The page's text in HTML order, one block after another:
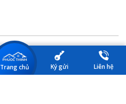
Trang chủ Ký gửi Liên hệ